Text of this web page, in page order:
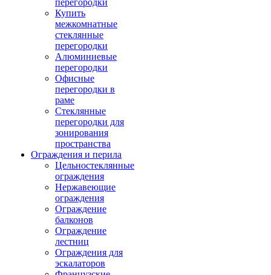
перегородки
Купить
межкомнатные
стеклянные
перегородки
Алюминиевые
перегородки
Офисные
перегородки в
раме
Стеклянные
перегородки для
зонирования
пространства
Ограждения и перила
Цельностеклянные
ограждения
Нержавеющие
ограждения
Ограждение
балконов
Ограждение
лестниц
Ограждения для
эскалаторов